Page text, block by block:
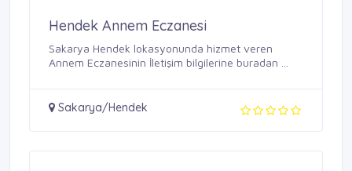
Hendek Annem Eczanesi
Sakarya Hendek lokasyonunda hizmet veren
Annem Eczanesinin İletişim bilgilerine buradan ...
Sakarya/Hendek